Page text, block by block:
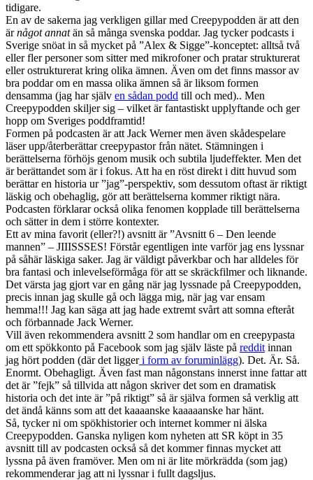
tidigare.
En av de sakerna jag verkligen gillar med Creepypodden är att den
ärnågot annatän så många svenska poddar. Jag tycker podcasts i
Sverige snöat in så mycket på ”Alex & Sigge”-konceptet: alltså två
eller fler personer som sitter med mikrofoner och pratar strukturerat
eller ostrukturerat kring olika ämnen. Även om det finns massor av
bra poddar om en massa olika ämnen så är liksom formen
densamma (jag har själv en sådan podd till och med).. Men
Creepypodden skiljer sig – vilket är fantastiskt upplyftande och ger
hopp om Sveriges poddframtid!
Formen på podcasten är att Jack Werner men även skådespelare
läser upp/återberättar creepypastor från nätet. Stämningen i
berättelserna förhöjs genom musik och subtila ljudeffekter. Men det
är berättandet som är i fokus. Att ha en röst direkt i ditt huvud som
berättar en historia ur ”jag”-perspektiv, som dessutom oftast är riktigt
läskig och obehaglig, gör att berättelserna kommer riktigt nära.
Podcasten förklarar också olika fenomen kopplade till berättelserna
och sätter in dem i större kontexter.
Ett av mina favorit (eller?!) avsnitt är ”Avsnitt 6 – Den leende
mannen” – JIIISSSES! Förstår egentligen inte varför jag ens lyssnar
på såhär läskiga saker. Jag är väldigt påverkbar och har alldeles för
bra fantasi och inlevelseförmåga för att se skräckfilmer och liknande.
Det värsta jag gjort var en gång när jag lyssnade på Creepypodden,
precis innan jag skulle gå och lägga mig, när jag var ensam
hemma!!! Jag kan säga att jag hade extremt svårt att somna efteråt
och förbannade Jack Werner.
Vill även rekommendera avsnitt 2 som handlar om en creepypasta
om ett spökkonto på Facebook som jag själv läste på reddit innan
jag hört podden (där det liggeri form av foruminlägg). Det. Är. Så.
Enormt. Obehagligt. Även fast man någonstans innerst inne fattar att
det är ”fejk” så tillvida att någon skriver det som en dramatisk
historia och det inte är ”på riktigt” så är själva formen så verklig att
det ändå känns som att det kaaaanske kaaaaanske har hänt.
Så, tycker ni om spökhistorier och internet kommer ni älska
Creepypodden. Ganska nyligen kom nyheten att SR köpt in 35
avsnitt till av podcasten också så det kommer finnas mycket att
lyssna på även framöver. Men om ni är lite mörkrädda (som jag)
rekommenderar jag att ni lyssnar i fullt dagsljus.